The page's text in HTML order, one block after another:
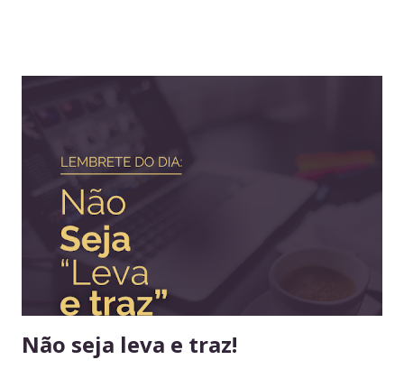
territórios alheios, mas nenhum deles tinha ido tão longe a
ponto de cruzar um oceano para viver e reinar do outro
lado do mundo. Embora os europeus dominassem colônias
imensas em diversos continentes, até aquele momento
nenhum rei havia colocado os pés em seus territórios
ultramarinos para uma simples...
Não seja leva e traz!